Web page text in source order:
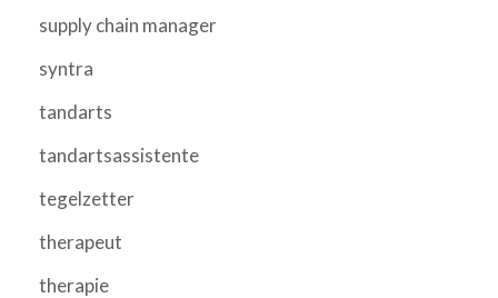
supply chain manager
syntra
tandarts
tandartsassistente
tegelzetter
therapeut
therapie